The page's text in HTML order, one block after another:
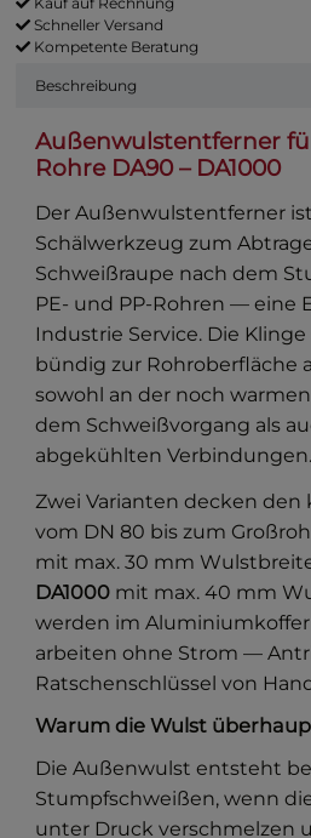
Schneller Versand
Kompetente Beratung
Beschreibung
Außenwulstentferner
Rohre DA90 – DA1000
Der Außenwulstentferner
Schälwerkzeug zum
Schweißraupe nach dem
PE- und PP-Rohren — eine
Industrie Service. Die
bündig zur Rohroberfläche
sowohl an der noch
dem Schweißvorgang als
abgekühlten Verbindungen.
Zwei Varianten decken
vom DN 80 bis zum
mit max. 30 mm
DA1000 mit max. 40 mm
werden im
arbeiten ohne Strom —
Ratschenschlüssel von
Warum die Wulst
Die Außenwulst entsteht
Stumpfschweißen, wenn
unter Druck verschmelzen